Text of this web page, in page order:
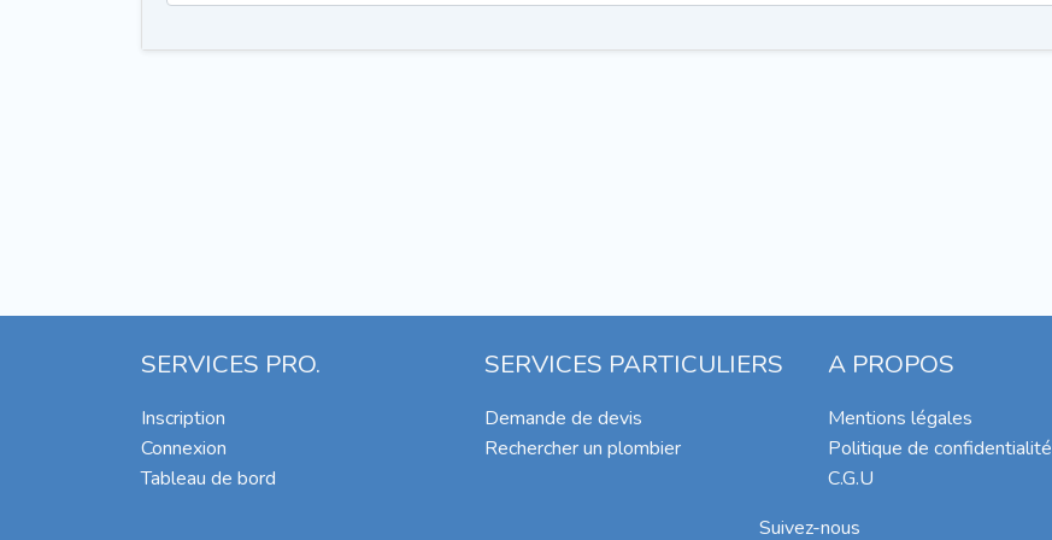
SERVICES PRO.
Inscription
Connexion
Tableau de bord
SERVICES PARTICULIERS
Demande de devis
Rechercher un plombier
A PROPOS
Mentions légales
Politique de confidentialité
C.G.U
Suivez-nous